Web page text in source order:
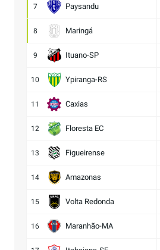
7 Paysandu
8 Maringá
9 Ituano-SP
10 Ypiranga-RS
11 Caxias
12 Floresta EC
13 Figueirense
14 Amazonas
15 Volta Redonda
16 Maranhão-MA